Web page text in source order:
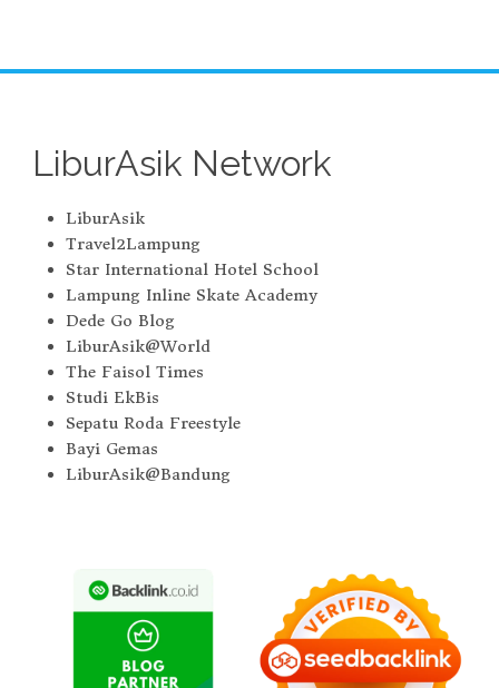
LiburAsik Network
LiburAsik
Travel2Lampung
Star International Hotel School
Lampung Inline Skate Academy
Dede Go Blog
LiburAsik@World
The Faisol Times
Studi EkBis
Sepatu Roda Freestyle
Bayi Gemas
LiburAsik@Bandung